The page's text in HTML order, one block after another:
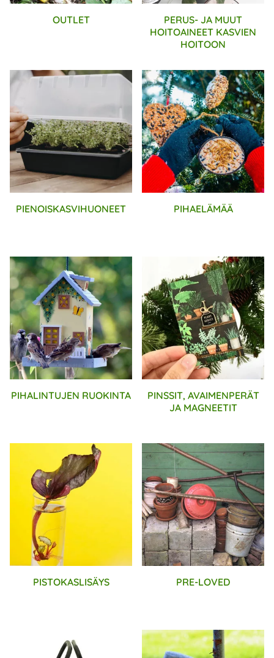
OUTLET
PERUS- JA MUUT
HOITOAINEET KASVIEN
HOITOON
PIENOISKASVIHUONEET PIHAELÄMÄÄ
PIHALINTUJEN RUOKINTA
PINSSIT, AVAIMENPERÄT
JA MAGNEETIT
PISTOKASLISÄYS PRE-LOVED